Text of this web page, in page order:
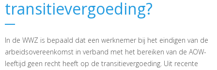
Amsterdam
transitievergoeding?
transitievergoeding?
In de WWZ is bepaald dat een werknemer bij het eindigen van de
arbeidsovereenkomst in verband met het bereiken van de AOW-
leeftijd geen recht heeft op de transitievergoeding. Uit recente